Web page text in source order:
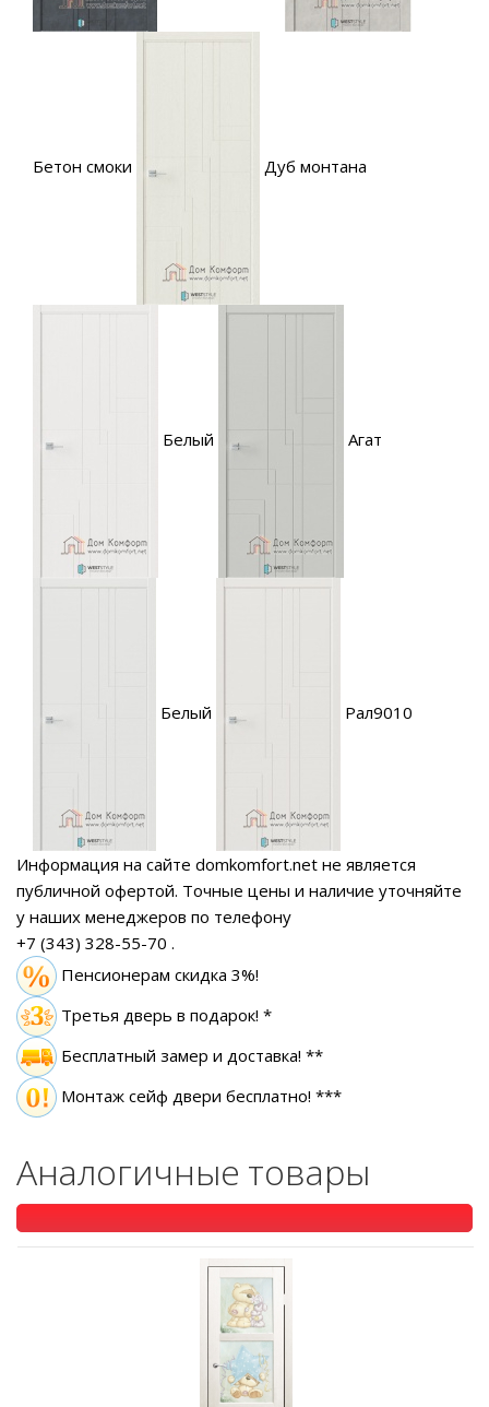
Бетон смоки Дуб монтана
Белый Агат
Белый Рал9010
Информация на сайте domkomfort.net не является
публичной офертой. Точные цены и наличие уточняйте
у наших менеджеров по телефону
+7 (343) 328-55-70 .
Пенсионерам скидка 3%!
Третья дверь в подарок! *
Бесплатный замер и доставка! **
Монтаж сейф двери бесплатно! ***
Аналогичные товары